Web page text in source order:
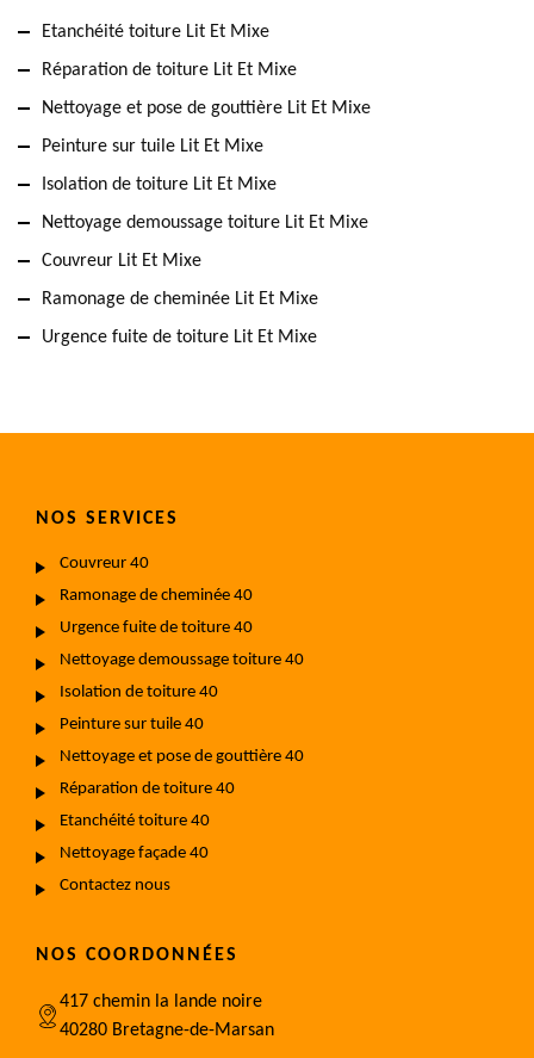
Etanchéité toiture Lit Et Mixe
Réparation de toiture Lit Et Mixe
Nettoyage et pose de gouttière Lit Et Mixe
Peinture sur tuile Lit Et Mixe
Isolation de toiture Lit Et Mixe
Nettoyage demoussage toiture Lit Et Mixe
Couvreur Lit Et Mixe
Ramonage de cheminée Lit Et Mixe
Urgence fuite de toiture Lit Et Mixe
NOS SERVICES
Couvreur 40
Ramonage de cheminée 40
Urgence fuite de toiture 40
Nettoyage demoussage toiture 40
Isolation de toiture 40
Peinture sur tuile 40
Nettoyage et pose de gouttière 40
Réparation de toiture 40
Etanchéité toiture 40
Nettoyage façade 40
Contactez nous
NOS COORDONNÉES
417 chemin la lande noire
40280 Bretagne-de-Marsan